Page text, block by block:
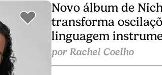
Novo álbum de
transforma
linguagem
por Rachel Coelho